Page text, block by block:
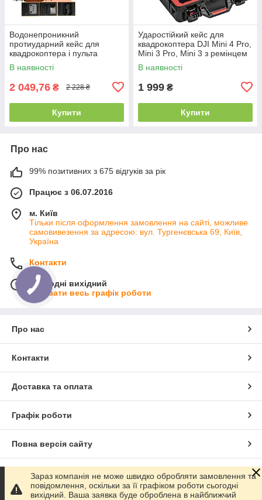
Водонепроникний
протиударний кейс для
квадрокоптера і пульта
управління DJI Mavic 3 Pro
В наявності
2 049,76 ₴ 2 228 ₴
Купити
Ударостійкий кейс для
квадрокоптера DJI Mini 4 Pro,
Mini 3 Pro, Mini 3 з ремінцем
STARTRC 1129687 червоний
В наявності
1 999 ₴
Купити
Про нас
99% позитивних з 675 відгуків за рік
Працює з 06.07.2016
м. Київ
Тільки після оформлення замовлення на сайті, можливе
самовивезення за адресою: вул. Тургенєвська 69, Київ,
Україна
Контакти
Сьогодні вихідний
Показати весь графік роботи
Про нас
Контакти
Доставка та оплата
Графік роботи
Повна версія сайту
Сайт створено на маркетплейсі Prom.ua
Зараз компанія не може швидко обробляти замовлення та
повідомлення, оскільки за її графіком роботи сьогодні
вихідний. Ваша заявка буде оброблена в найближчий